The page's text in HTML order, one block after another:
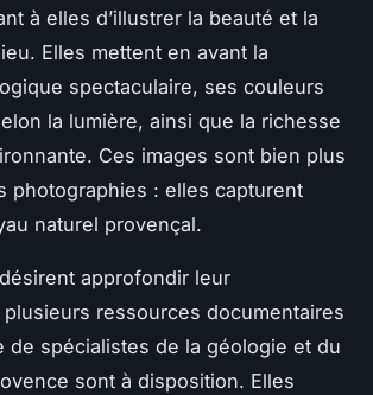
à elles d’illustrer la beauté et la
Elles mettent en avant la
spectaculaire, ses couleurs
la lumière, ainsi que la richesse
Ces images sont bien plus
photographies : elles capturent
naturel provençal.
approfondir leur
ressources documentaires
de spécialistes de la géologie et du
sont à disposition. Elles